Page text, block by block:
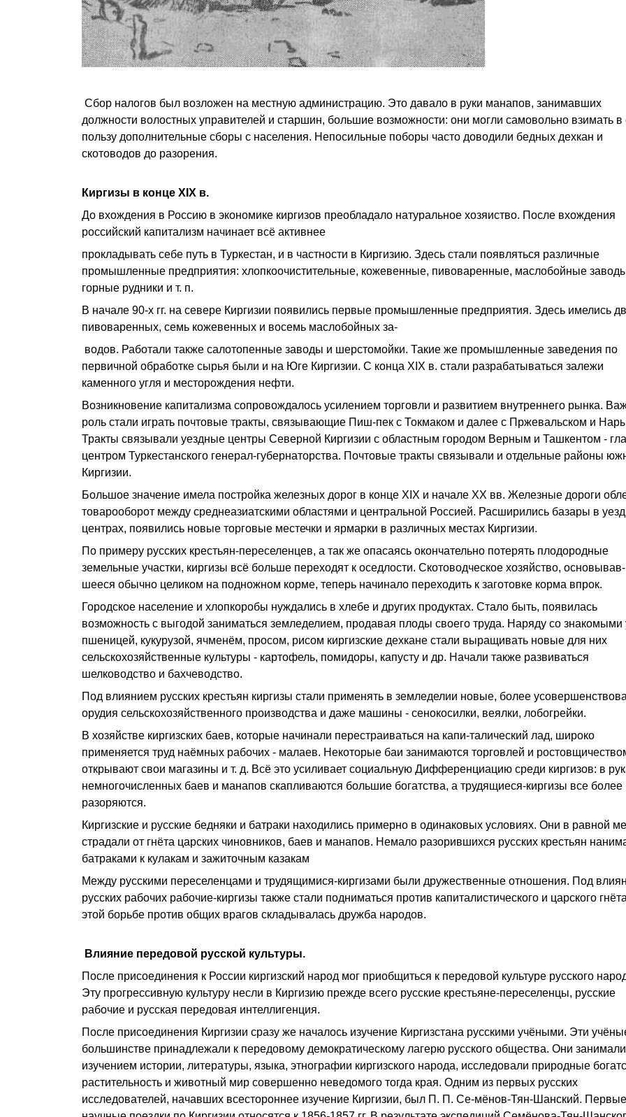
Сбор налогов был возложен на местную администрацию. Это давало в руки манапов, занимавших
должности волостных управителей и старшин, большие возможности: они могли самовольно взимать
пользу дополнительные сборы с населения. Непосильные поборы часто доводили бедных дехкан и
скотоводов до разорения.
Киргизы в конце XIX в.
До вхождения в Россию в экономике киргизов преобладало натуральное хозяиство. После вхождения
российский капитализм начинает всё активнее
прокладывать себе путь в Туркестан, и в частности в Киргизию. Здесь стали появляться различные
промышленные предприятия: хлопкоочистительные, кожевенные, пивоваренные, маслобойные
горные рудники и т. п.
В начале 90-х гг. на севере Киргизии появились первые промышленные предприятия. Здесь имелись
пивоваренных, семь кожевенных и восемь маслобойных за-
водов. Работали также салотопенные заводы и шерстомойки. Такие же промышленные заведения по
первичной обработке сырья были и на Юге Киргизии. С конца XIX в. стали разрабатываться залежи
каменного угля и месторождения нефти.
Возникновение капитализма сопровождалось усилением торговли и развитием внутреннего рынка.
роль стали играть почтовые тракты, связывающие Пиш-пек с Токмаком и далее с Пржевальском и
Тракты связывали уездные центры Северной Киргизии с областным городом Верным и Ташкентом -
центром Туркестанского генерал-губернаторства. Почтовые тракты связывали и отдельные районы
Киргизии.
Большое значение имела постройка железных дорог в конце XIX и начале XX вв. Железные дороги
товарооборот между среднеазиатскими областями и центральной Россией. Расширились базары в
центрах, появились новые торговые местечки и ярмарки в различных местах Киргизии.
По примеру русских крестьян-переселенцев, а так же опасаясь окончательно потерять плодородные
земельные участки, киргизы всё больше переходят к оседлости. Скотоводческое хозяйство, основывав-
шееся обычно целиком на подножном корме, теперь начинало переходить к заготовке корма впрок.
Городское население и хлопкоробы нуждались в хлебе и других продуктах. Стало быть, появилась
возможность с выгодой заниматься земледелием, продавая плоды своего труда. Наряду со знакомыми
пшеницей, кукурузой, ячменём, просом, рисом киргизские дехкане стали выращивать новые для них
сельскохозяйственные культуры - картофель, помидоры, капусту и др. Начали также развиваться
шелководство и бахчеводство.
Под влиянием русских крестьян киргизы стали применять в земледелии новые, более
орудия сельскохозяйственного производства и даже машины - сенокосилки, веялки, лобогрейки.
В хозяйстве киргизских баев, которые начинали перестраиваться на капи-талический лад, широко
применяется труд наёмных рабочих - малаев. Некоторые баи занимаются торговлей и
открывают свои магазины и т. д. Всё это усиливает социальную Дифференциацию среди киргизов: в
немногочисленных баев и манапов скапливаются большие богатства, а трудящиеся-киргизы все более
разоряются.
Киргизские и русские бедняки и батраки находились примерно в одинаковых условиях. Они в равной
страдали от гнёта царских чиновников, баев и манапов. Немало разорившихся русских крестьян
батраками к кулакам и зажиточным казакам
Между русскими переселенцами и трудящимися-киргизами были дружественные отношения. Под
русских рабочих рабочие-киргизы также стали подниматься против капиталистического и царского
этой борьбе против общих врагов складывалась дружба народов.
Влияние передовой русской культуры.
После присоединения к России киргизский народ мог приобщиться к передовой культуре русского
Эту прогрессивную культуру несли в Киргизию прежде всего русские крестьяне-переселенцы, русские
рабочие и русская передовая интеллигенция.
После присоединения Киргизии сразу же началось изучение Киргизстана русскими учёными. Эти
большинстве принадлежали к передовому демократическому лагерю русского общества. Они
изучением истории, литературы, языка, этнографии киргизского народа, исследовали природные
растительность и животный мир совершенно неведомого тогда края. Одним из первых русских
исследователей, начавших всестороннее изучение Киргизии, был П. П. Се-мёнов-Тян-Шанский.